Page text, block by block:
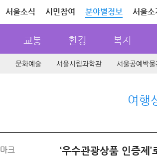
서울소식 시민참여 분야별정보 서울소
교통 환경 복지
문화예술 서울시립과학관 서울공예박물
여행
‘우수관광상품 인증제